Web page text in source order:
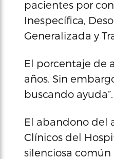
pacientes por
Inespecífica,
Generalizada y
El porcentaje de
años. Sin
buscando ayuda”.
El abandono del
Clínicos del
silenciosa